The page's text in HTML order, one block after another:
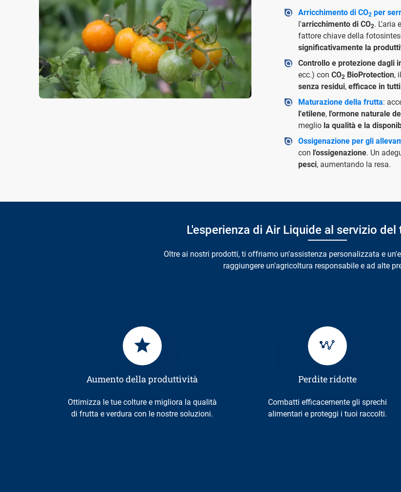
Arricchimento di CO2 per
l'arricchimento di CO2. L'aria
fattore chiave della
significativamente la
Controllo e protezione dagli
ecc.) conCO2 BioProtection,
senza residui,efficace in
Maturazione della frutta:
l'etilene, l'ormone naturale
meglio la qualità e la
Ossigenazione per gli
con l'ossigenazione. Un
pesci, aumentando la resa.
L'esperienza di Air Liquide al servizio
Oltre ai nostri prodotti, ti offriamo un'assistenza personalizzata e
raggiungere un'agricoltura responsabile e ad alte
Aumento della produttività
Ottimizza le tue colture e migliora la qualità
di frutta e verdura con le nostre soluzioni.
Perdite ridotte
Combatti efficacemente gli sprechi
alimentari e proteggi i tuoi raccolti.